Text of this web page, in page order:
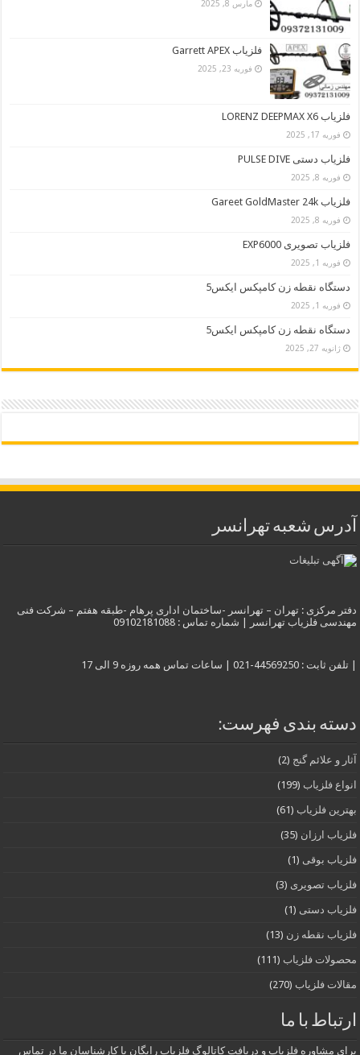
مارس 8, 2025
فلزیاب Garrett APEX
فوریه 23, 2025
فلزیاب LORENZ DEEPMAX X6
فوریه 17, 2025
فلزیاب دستی PULSE DIVE
فوریه 8, 2025
فلزیاب Gareet GoldMaster 24k
فوریه 8, 2025
فلزیاب تصویری EXP6000
فوریه 1, 2025
دستگاه نقطه زن کامپکس ایکس5
فوریه 1, 2025
دستگاه نقطه زن کامپکس ایکس5
ژانویه 27, 2025
آدرس شعبه تهرانسر
دفتر مرکزی : تهران – تهرانسر -ساختمان اداری پرهام -طبقه هفتم – شرکت فنی
مهندسی فلزیاب تهرانسر | شماره تماس : 09102181088
| تلفن ثابت : 44569250-021 | ساعات تماس همه روزه 9 الی 17
دسته بندی فهرست:
آثار و علائم گنج (2)
انواع فلزیاب (199)
بهترین فلزیاب (61)
فلزیاب ارزان (35)
فلزیاب بوقی (1)
فلزیاب تصویری (3)
فلزیاب دستی (1)
فلزیاب نقطه زن (13)
محصولات فلزیاب (111)
مقالات فلزیاب (270)
ارتباط با ما
برای مشاوره فلزیاب و دریافت کاتالوگ فلزیاب رایگان با کارشناسان ما در تماس